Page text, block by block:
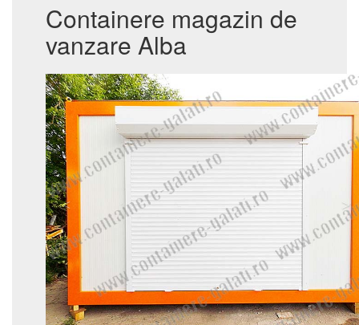
Containere magazin de
vanzare Alba